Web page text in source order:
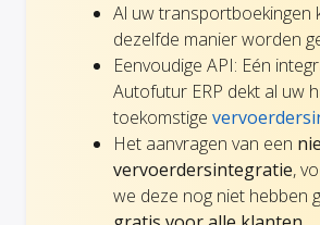
Al uw transportboekingen
dezelfde manier worden
Eenvoudige API: Eén
Autofutur ERP dekt al uw
toekomstige
Het aanvragen van een
vervoerdersintegratie,
we deze nog niet hebben